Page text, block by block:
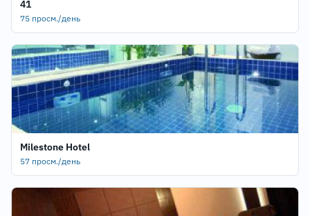
41
75 просм./день
Milestone Hotel
57 просм./день